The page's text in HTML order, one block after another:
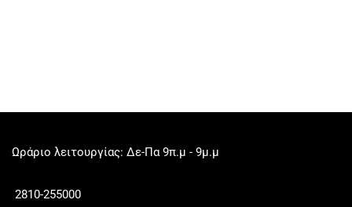
Ωράριο λειτουργίας: Δε-Πα 9π.μ - 9μ.μ
2810-255000